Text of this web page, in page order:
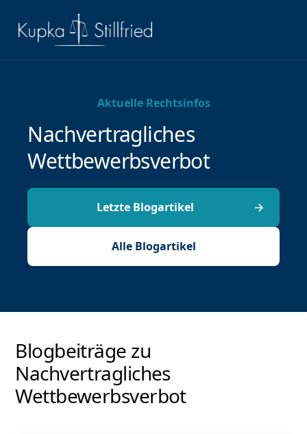
Aktuelle Rechtsinfos
Nachvertragliches
Wettbewerbsverbot
Letzte Blogartikel
Alle Blogartikel
Blogbeiträge zu
Nachvertragliches
Wettbewerbsverbot